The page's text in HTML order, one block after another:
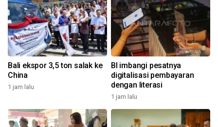
Bali ekspor 3,5 ton salak ke
China
1 jam lalu
BI imbangi pesatnya
digitalisasi pembayaran
dengan literasi
1 jam lalu